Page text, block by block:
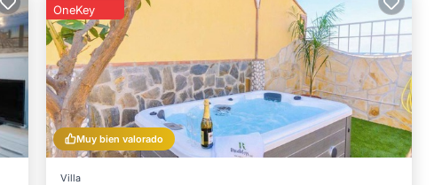
Muy bien valorado
OneKey
Villa